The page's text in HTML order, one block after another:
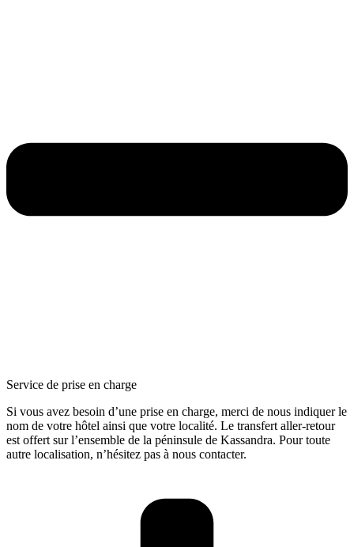
Service de prise en charge
Si vous avez besoin d’une prise en charge, merci de nous indiquer le
nom de votre hôtel ainsi que votre localité. Le transfert aller-retour
est offert sur l’ensemble de la péninsule de Kassandra. Pour toute
autre localisation, n’hésitez pas à nous contacter.